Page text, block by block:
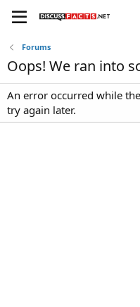
Forums
Oops! We ran into
An error occurred while
try again later.